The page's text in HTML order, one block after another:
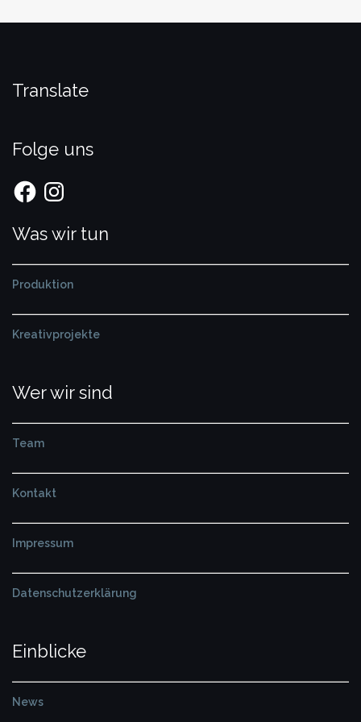
Translate
Folge uns
FacebookInstagram
Was wir tun
Produktion
Kreativprojekte
Wer wir sind
Team
Kontakt
Impressum
Datenschutzerklärung
Einblicke
News